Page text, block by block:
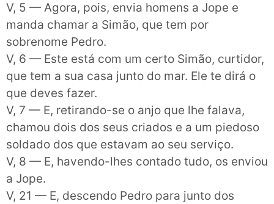
V, 5 — Agora, pois, envia homens a Jope e
manda chamar a Simão, que tem por
sobrenome Pedro.
V, 6 — Este está com um certo Simão, curtidor,
que tem a sua casa junto do mar. Ele te dirá o
que deves fazer.
V, 7 — E, retirando-se o anjo que lhe falava,
chamou dois dos seus criados e a um piedoso
soldado dos que estavam ao seu serviço.
V, 8 — E, havendo-lhes contado tudo, os enviou
a Jope.
V, 21 — E, descendo Pedro para junto dos